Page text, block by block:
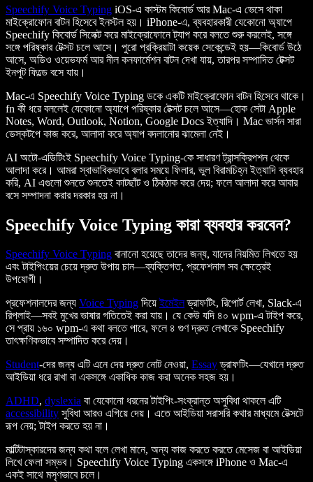
Speechify Voice Typing iOS-এ কাস্টম কিবোর্ড আর Mac-এ ভেসে থাকা
মাইক্রোফোন বাটন হিসেবে ইনস্টল হয়। iPhone-এ, ব্যবহারকারী যেকোনো অ্যাপে
Speechify কিবোর্ড সিলেক্ট করে মাইক্রোফোনে ট্যাপ করে বলতে শুরু করলেই, সঙ্গে
সঙ্গে পরিষ্কার টেক্সট চলে আসে। পুরো প্রক্রিয়াটা কয়েক সেকেন্ডেই হয়—কিবোর্ড উঠে
আসে, অডিও ওয়েভফর্ম আর নীল কনফার্মেশন বাটন দেখা যায়, তারপর সম্পাদিত টেক্সট
ইনপুট ফিল্ডে বসে যায়।
Mac-এ Speechify Voice Typing ডকে একটি মাইক্রোফোন বাটন হিসেবে থাকে।
fn কী ধরে বললেই যেকোনো অ্যাপে পরিষ্কার টেক্সট চলে আসে—হোক সেটা Apple
Notes, Word, Outlook, Notion, Google Docs ইত্যাদি। Mac ভার্সন সারা
ডেস্কটপে কাজ করে, আলাদা করে অ্যাপ বদলানোর ঝামেলা নেই।
AI অটো-এডিটিংই Speechify Voice Typing-কে সাধারণ ট্রান্সক্রিপশন থেকে
আলাদা করে। আমরা স্বাভাবিকভাবে বলার সময়ে ফিলার, ভুল বিরামচিহ্ন ইত্যাদি ব্যবহার
করি, AI এগুলো শুনতে শুনতেই কাটছাঁট ও ঠিকঠাক করে দেয়; ফলে আলাদা করে আবার
বসে সম্পাদনা করার দরকার হয় না।
Speechify Voice Typing কারা ব্যবহার করবেন?
Speechify Voice Typing বানানো হয়েছে তাদের জন্য, যাদের নিয়মিত লিখতে হয়
এবং টাইপিংয়ের চেয়ে দ্রুত উপায় চান—ব্যক্তিগত, প্রফেশনাল সব ক্ষেত্রেই
উপযোগী।
প্রফেশনালদের জন্য Voice Typing দিয়েইমেইলড্রাফটিং, রিপোর্ট লেখা, Slack-এ
রিপ্লাই—সবই মুখের ভাষার গতিতেই করা যায়। যে কেউ যদি ৪০ wpm-এ টাইপ করে,
সে প্রায় ১৬০ wpm-এ কথা বলতে পারে, ফলে ৪ গুণ দ্রুত লেখাকে Speechify
তাৎক্ষণিকভাবে সম্পাদিত করে দেয়।
Student-দের জন্য এটি এনে দেয় দ্রুত নোট নেওয়া, Essayড্রাফটিং—যেখানে দ্রুত
আইডিয়া ধরে রাখা বা একসঙ্গে একাধিক কাজ করা অনেক সহজ হয়।
ADHD, dyslexia বা যেকোনো ধরনের টাইপিং-সংক্রান্ত অসুবিধা থাকলে এটি
accessibility সুবিধা আরও এগিয়ে দেয়। এতে আইডিয়া সরাসরি কথার মাধ্যমে টেক্সটে
রূপ নেয়; টাইপ করতে হয় না।
মাল্টিটাস্কারদের জন্য কথা বলে লেখা মানে, অন্য কাজ করতে করতে মেসেজ বা আইডিয়া
লিখে ফেলা সম্ভব। Speechify Voice Typing একসঙ্গে iPhone ও Mac-এ
একই সাথে মসৃণভাবে চলে।